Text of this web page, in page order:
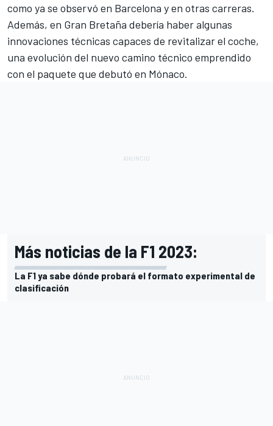
como ya se observó en Barcelona y en otras carreras.
Además, en Gran Bretaña debería haber algunas
innovaciones técnicas capaces de revitalizar el coche,
una evolución del nuevo camino técnico emprendido
con el paquete que debutó en Mónaco.
Más noticias de la F1 2023:
La F1 ya sabe dónde probará el formato experimental de
clasificación